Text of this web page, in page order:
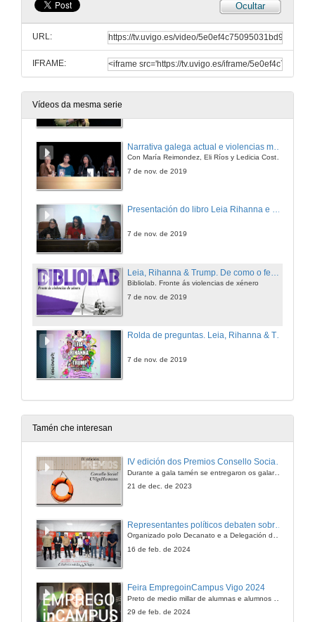
Ocultar
URL:
IFRAME:
Vídeos da mesma serie
Con María Reimondez, Eli Ríos y Ledicia Costas. Modera: Andrea Barreira
7 de nov. de 2019
Presentación do libro Leia Rihanna e Trump do Proxecto Unha
7 de nov. de 2019
Bibliolab. Fronte ás violencias de xénero
7 de nov. de 2019
Rolda de preguntas. Leia, Rihanna & Trump. De como o feminismo transformou a cultura pop e de como o machismo reacciona con terror
7 de nov. de 2019
Tamén che interesan
IV edición dos Premios Consello Social UVigo Humana
Durante a gala tamén se entregaron os galardóns aos mellores TFG e TFM en materia de Axenda 2030
21 de dec. de 2023
Organizado polo Decanato e a Delegación de Alumnado de Dirección e Xestión Pública e coa participación de candidatos de PP, BNG, PSOE, Sumar e Podemos
16 de feb. de 2024
Feira EmpregoinCampus Vigo 2024
29 de feb. de 2024